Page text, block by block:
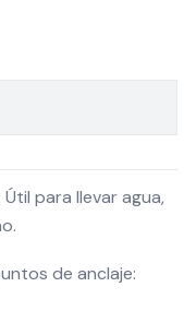
para llevar agua,
de anclaje: